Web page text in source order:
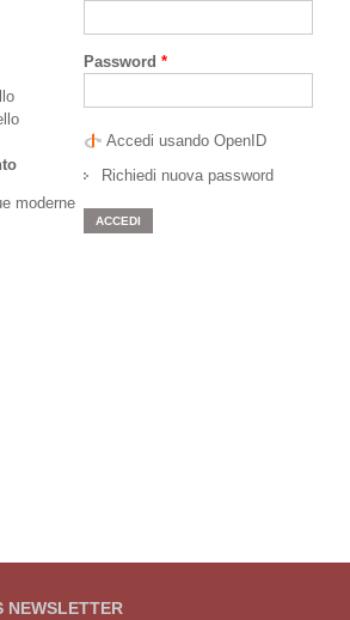
moderne
Password *
Accedi usando OpenID
Richiedi nuova password
NEWSLETTER